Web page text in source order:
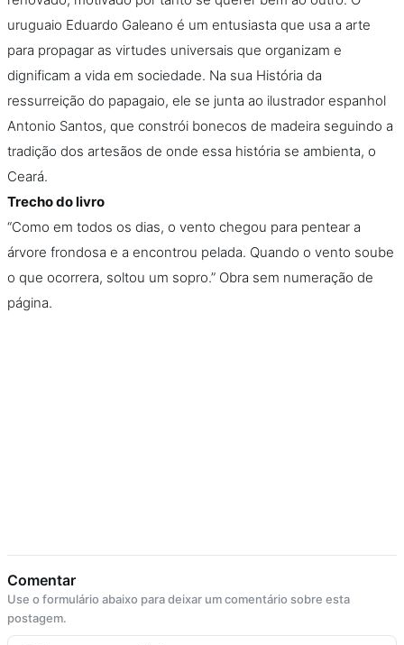
uruguaio Eduardo Galeano é um entusiasta que usa a arte
para propagar as virtudes universais que organizam e
dignificam a vida em sociedade. Na sua História da
ressurreição do papagaio, ele se junta ao ilustrador espanhol
Antonio Santos, que constrói bonecos de madeira seguindo a
tradição dos artesãos de onde essa história se ambienta, o
Ceará.
Trecho do livro
“Como em todos os dias, o vento chegou para pentear a
árvore frondosa e a encontrou pelada. Quando o vento soube
o que ocorrera, soltou um sopro.” Obra sem numeração de
página.
Comentar
Use o formulário abaixo para deixar um comentário sobre esta
postagem.